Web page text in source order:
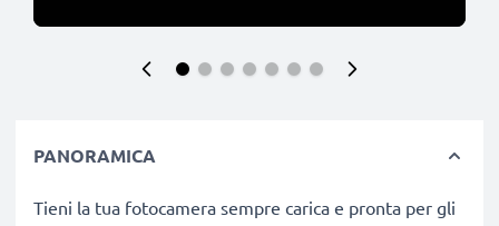
PANORAMICA
Tieni la tua fotocamera sempre carica e pronta per gli